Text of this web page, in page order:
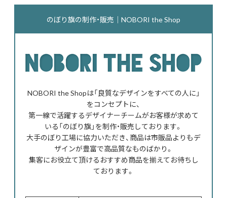
のぼり旗の制作・販売｜NOBORI the Shop
NOBORI the Shopは「良質なデザインをすべての人に」
をコンセプトに、
第一線で活躍するデザイナーチームがお客様が求めて
いる「のぼり旗」を制作・販売しております。
大手のぼり工場に協力いただき、商品は市販品よりもデ
ザインが豊富で高品質なものばかり。
集客にお役立て頂けるおすすめ商品を揃えてお待ちし
ております。